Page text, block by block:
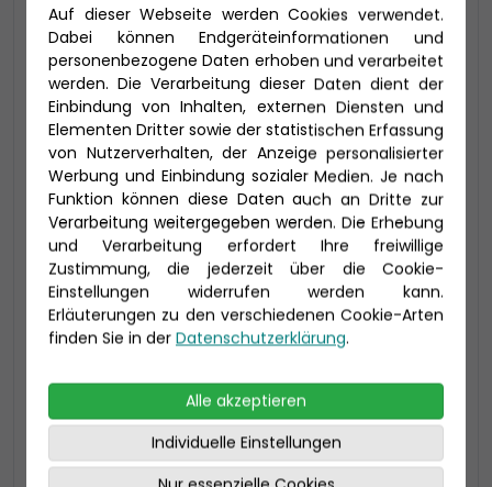
-150 € - Frühbucher Plus
2-Bett Veranda Komfort (VD)
24-37 qm, inklusive Veranda (4-16 qm)
VD: bis zu 4 Personen, 2 Bäder: Toilette und
Dusche getrennt
Preis 3.230 €
Auf dieser Webseite werden Cookies verwendet.
Dabei können Endgeräteinformationen und
personenbezogene Daten erhoben und verarbeitet
werden. Die Verarbeitung dieser Daten dient der
Einbindung von Inhalten, externen Diensten und
Elementen Dritter sowie der statistischen Erfassung
von Nutzerverhalten, der Anzeige personalisierter
Werbung und Einbindung sozialer Medien. Je nach
Funktion können diese Daten auch an Dritte zur
Verarbeitung weitergegeben werden. Die Erhebung
und Verarbeitung erfordert Ihre freiwillige
Zustimmung, die jederzeit über die Cookie-
Einstellungen widerrufen werden kann.
Erläuterungen zu den verschiedenen Cookie-Arten
finden Sie in der Datenschutzerklärung.
Alle akzeptieren
Individuelle Einstellungen